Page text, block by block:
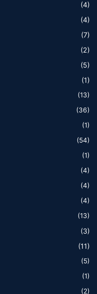
(4)
(4)
(7)
(2)
(5)
(1)
(13)
(36)
(1)
(54)
(1)
(4)
(4)
(4)
(13)
(3)
(11)
(5)
(1)
(2)